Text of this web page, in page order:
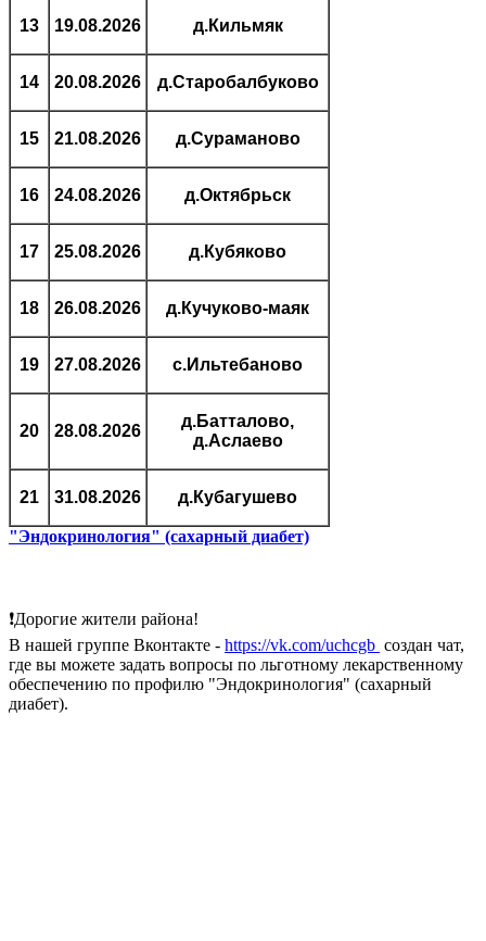
13 19.08.2026 д.Кильмяк
14 20.08.2026 д.Старобалбуково
15 21.08.2026 д.Сураманово
16 24.08.2026 д.Октябрьск
17 25.08.2026 д.Кубяково
18 26.08.2026 д.Кучуково-маяк
19 27.08.2026 с.Ильтебаново
20 28.08.2026
д.Батталово,
д.Аслаево
21 31.08.2026 д.Кубагушево
"Эндокринология" (сахарный диабет)
❗Дорогие жители района!
В нашей группе Вконтакте - https://vk.com/uchcgb создан чат,
где вы можете задать вопросы по льготному лекарственному
обеспечению по профилю "Эндокринология" (сахарный
диабет).